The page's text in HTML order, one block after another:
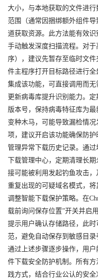
大小，与本地获取的文件进
范围（通常因捆绑额外组件
道获取资源。此方法能有效识
手动触发深度扫描流程。对
序），建议先暂存至临时文
件主程序打开目标路径进行
集成该功能，可直接调用而无
更新病毒库提升识别能力。
版本号，保持病毒特征库为
变种木马，可能导致漏检情
项，建议开启该功能确保防护
管理异常下载历史记录。通过
下载管理中心，定期清理长
接可能被利用发起钓鱼攻击
重复出现的可疑域名模式，将
调整智能下载保护策略。在
载前询问保存位置”开关并启
提示用户确认存储路径，此
范，避免自动保存到敏感目录
通过上述步骤逐步操作，用
件下载安全防护机制。所有
践方式，结合行业公认的安